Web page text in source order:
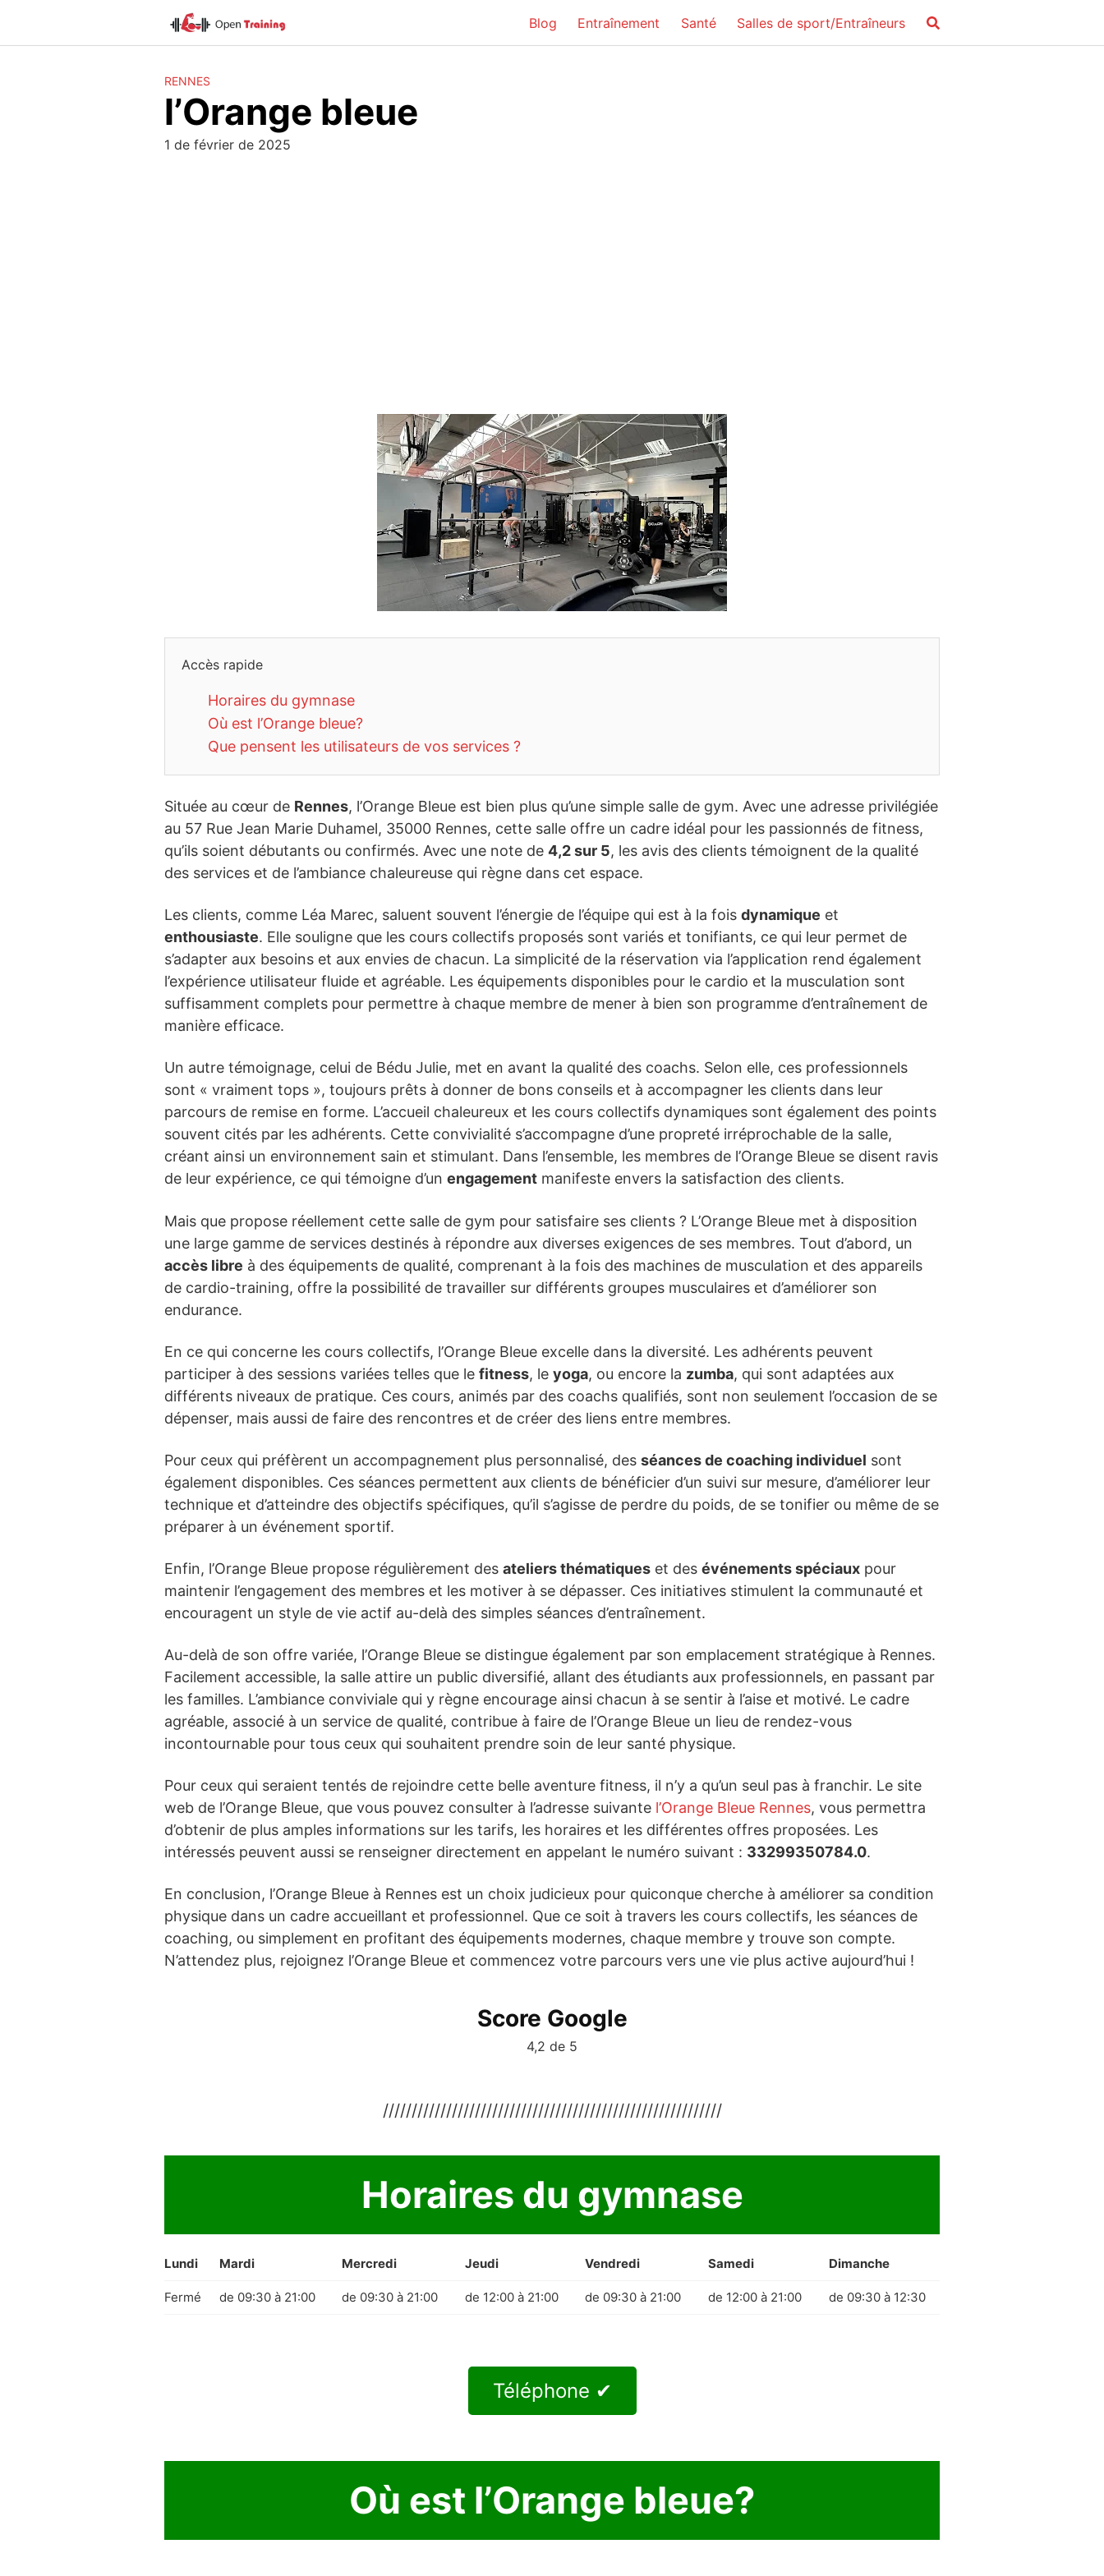
content
Blog Entraînement Santé Salles de sport/Entraîneurs
RENNES
l’Orange bleue
1 de février de 2025
Accès rapide
Horaires du gymnase
Où est l’Orange bleue?
Que pensent les utilisateurs de vos services ?
Située au cœur de Rennes, l’Orange Bleue est bien plus qu’une simple salle de gym. Avec une adresse privilégiée
au 57 Rue Jean Marie Duhamel, 35000 Rennes, cette salle offre un cadre idéal pour les passionnés de fitness,
qu’ils soient débutants ou confirmés. Avec une note de 4,2 sur 5, les avis des clients témoignent de la qualité
des services et de l’ambiance chaleureuse qui règne dans cet espace.
Les clients, comme Léa Marec, saluent souvent l’énergie de l’équipe qui est à la fois dynamique et
enthousiaste. Elle souligne que les cours collectifs proposés sont variés et tonifiants, ce qui leur permet de
s’adapter aux besoins et aux envies de chacun. La simplicité de la réservation via l’application rend également
l’expérience utilisateur fluide et agréable. Les équipements disponibles pour le cardio et la musculation sont
suffisamment complets pour permettre à chaque membre de mener à bien son programme d’entraînement de
manière efficace.
Un autre témoignage, celui de Bédu Julie, met en avant la qualité des coachs. Selon elle, ces professionnels
sont « vraiment tops », toujours prêts à donner de bons conseils et à accompagner les clients dans leur
parcours de remise en forme. L’accueil chaleureux et les cours collectifs dynamiques sont également des points
souvent cités par les adhérents. Cette convivialité s’accompagne d’une propreté irréprochable de la salle,
créant ainsi un environnement sain et stimulant. Dans l’ensemble, les membres de l’Orange Bleue se disent ravis
de leur expérience, ce qui témoigne d’un engagement manifeste envers la satisfaction des clients.
Mais que propose réellement cette salle de gym pour satisfaire ses clients ? L’Orange Bleue met à disposition
une large gamme de services destinés à répondre aux diverses exigences de ses membres. Tout d’abord, un
accès libre à des équipements de qualité, comprenant à la fois des machines de musculation et des appareils
de cardio-training, offre la possibilité de travailler sur différents groupes musculaires et d’améliorer son
endurance.
En ce qui concerne les cours collectifs, l’Orange Bleue excelle dans la diversité. Les adhérents peuvent
participer à des sessions variées telles que le fitness, le yoga, ou encore la zumba, qui sont adaptées aux
différents niveaux de pratique. Ces cours, animés par des coachs qualifiés, sont non seulement l’occasion de se
dépenser, mais aussi de faire des rencontres et de créer des liens entre membres.
Pour ceux qui préfèrent un accompagnement plus personnalisé, des séances de coaching individuel sont
également disponibles. Ces séances permettent aux clients de bénéficier d’un suivi sur mesure, d’améliorer leur
technique et d’atteindre des objectifs spécifiques, qu’il s’agisse de perdre du poids, de se tonifier ou même de se
préparer à un événement sportif.
Enfin, l’Orange Bleue propose régulièrement des ateliers thématiques et des événements spéciaux pour
maintenir l’engagement des membres et les motiver à se dépasser. Ces initiatives stimulent la communauté et
encouragent un style de vie actif au-delà des simples séances d’entraînement.
Au-delà de son offre variée, l’Orange Bleue se distingue également par son emplacement stratégique à Rennes.
Facilement accessible, la salle attire un public diversifié, allant des étudiants aux professionnels, en passant par
les familles. L’ambiance conviviale qui y règne encourage ainsi chacun à se sentir à l’aise et motivé. Le cadre
agréable, associé à un service de qualité, contribue à faire de l’Orange Bleue un lieu de rendez-vous
incontournable pour tous ceux qui souhaitent prendre soin de leur santé physique.
Pour ceux qui seraient tentés de rejoindre cette belle aventure fitness, il n’y a qu’un seul pas à franchir. Le site
web de l’Orange Bleue, que vous pouvez consulter à l’adresse suivante l’Orange Bleue Rennes, vous permettra
d’obtenir de plus amples informations sur les tarifs, les horaires et les différentes offres proposées. Les
intéressés peuvent aussi se renseigner directement en appelant le numéro suivant : 33299350784.0.
En conclusion, l’Orange Bleue à Rennes est un choix judicieux pour quiconque cherche à améliorer sa condition
physique dans un cadre accueillant et professionnel. Que ce soit à travers les cours collectifs, les séances de
coaching, ou simplement en profitant des équipements modernes, chaque membre y trouve son compte.
N’attendez plus, rejoignez l’Orange Bleue et commencez votre parcours vers une vie plus active aujourd’hui !
Score Google
4,2 de 5
///////////////////////////////////////////////////////////
Horaires du gymnase
Lundi Mardi Mercredi Jeudi Vendredi Samedi Dimanche
Fermé de 09:30 à 21:00 de 09:30 à 21:00 de 12:00 à 21:00 de 09:30 à 21:00 de 12:00 à 21:00 de 09:30 à 12:30
Téléphone ✔
Où est l’Orange bleue?